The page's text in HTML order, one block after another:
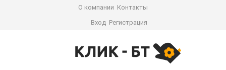
О компании Контакты
Вход Регистрация